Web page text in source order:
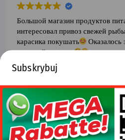
Большой магазин продуктов
интересовал привоз свежей
карасика покушать
Оказалось
-каждый четверг
в
набором продукции
Read more
Erika Taschi
22 February 2024
Subskrybuj